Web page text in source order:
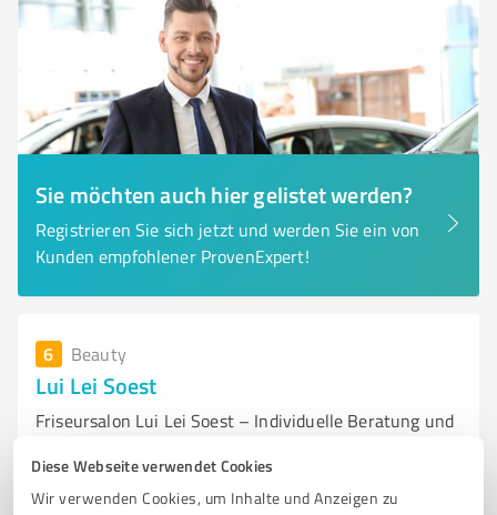
Diese Webseite verwendet Cookies
Wir verwenden Cookies, um Inhalte und Anzeigen zu
Sie möchten auch hier gelistet werden?
Registrieren Sie sich jetzt und werden Sie ein von
Kunden empfohlener ProvenExpert!
6 Beauty
Lui Lei Soest
Friseursalon Lui Lei Soest – Individuelle Beratung und